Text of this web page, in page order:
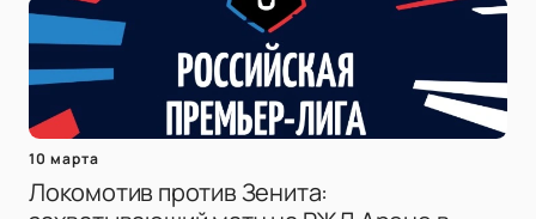
10 марта
Локомотив против Зенита: